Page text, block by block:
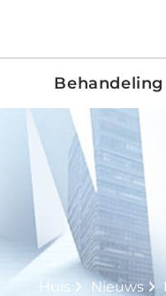
Behandeling
Huis Nieuws